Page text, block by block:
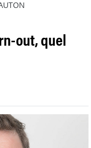
out, quel